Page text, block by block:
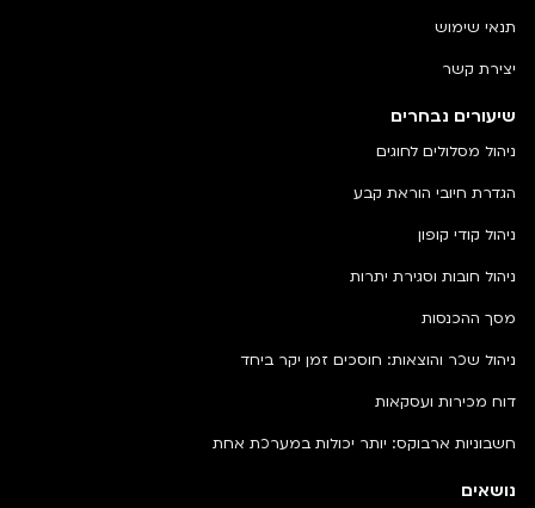
נושאים
שיעורים נבחרים
ניהול מסלולים לחוגים
הגדרת חיובי הוראת קבע
ניהול קודי קופון
ניהול חובות וסגירת יתרות
מסך ההכנסות
ניהול שכר והוצאות: חוסכים זמן יקר ביחד
דוח מכירות ועסקאות
חשבוניות ארבוקס: יותר יכולות במערכת אחת
תנאי שימוש
יצירת קשר